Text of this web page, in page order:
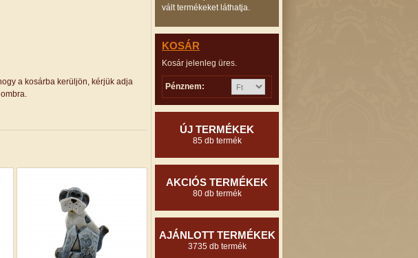
a kosárba kerüljön, kérjük adja
vált termékeket láthatja.
KOSÁR
Kosár jelenleg üres.
Pénznem:
ÚJ TERMÉKEK
85 db termék
AKCIÓS TERMÉKEK
80 db termék
AJÁNLOTT TERMÉKEK
3735 db termék